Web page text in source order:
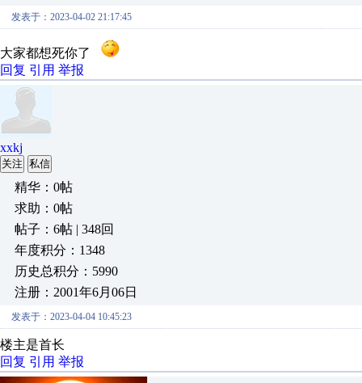
发表于：2023-04-02 21:17:45
大家都想死你了
回复 引用 举报
xxkj
关注 私信
精华：0帖
求助：0帖
帖子：6帖 | 348回
年度积分：1348
历史总积分：5990
注册：2001年6月06日
发表于：2023-04-04 10:45:23
楼主是首长
回复 引用 举报